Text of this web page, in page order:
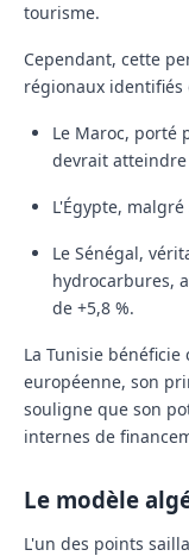
tourisme.
Cependant, cette
régionaux identifiés
Le Maroc, porté
devrait atteindre
L'Égypte, malgré
Le Sénégal,
hydrocarbures,
de +5,8 %.
La Tunisie
européenne, son
souligne que son
internes de
Le modèle
L'un des points